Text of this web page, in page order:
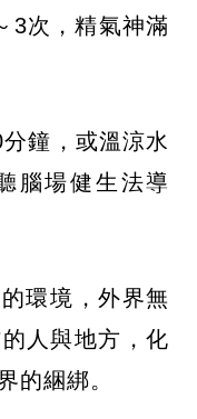
3次，精氣神滿
鐘，或溫涼水
腦場健生法導
環境，外界無
人與地方，化
的綑綁。